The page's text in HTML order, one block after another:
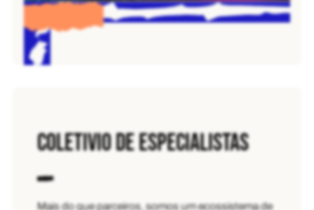
COLETIVIO DE ESPECIALISTAS
Mais do que parceiros, somos um ecossistema de